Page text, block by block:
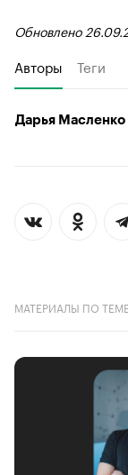
Обновлено
Авторы Теги
Дарья Масленко
МАТЕРИАЛЫ ПО ТЕМЕ